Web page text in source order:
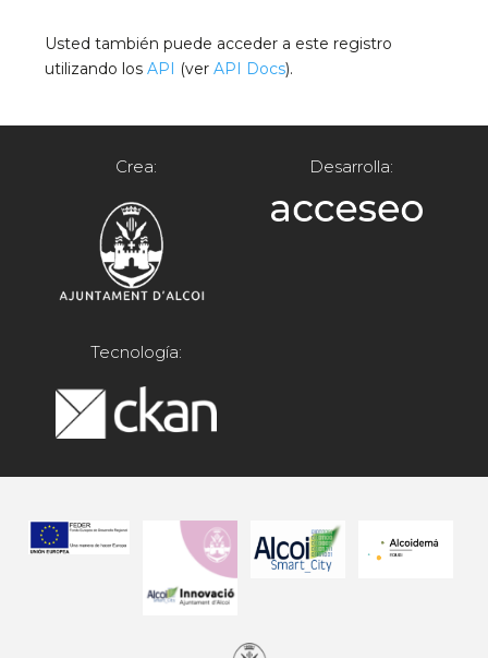
Usted también puede acceder a este registro
utilizando losAPI (verAPI Docs).
Crea: Desarrolla:
Tecnología: